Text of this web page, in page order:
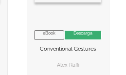
VER INFORMACION
eBook Descarga
Conventional Gestures
Alex Raffi